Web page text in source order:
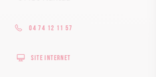
04 74 12 11 57
Site internet